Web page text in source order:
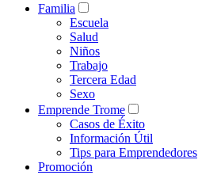
Familia
Escuela
Salud
Niños
Trabajo
Tercera Edad
Sexo
Emprende Trome
Casos de Éxito
Información Útil
Tips para Emprendedores
Promoción